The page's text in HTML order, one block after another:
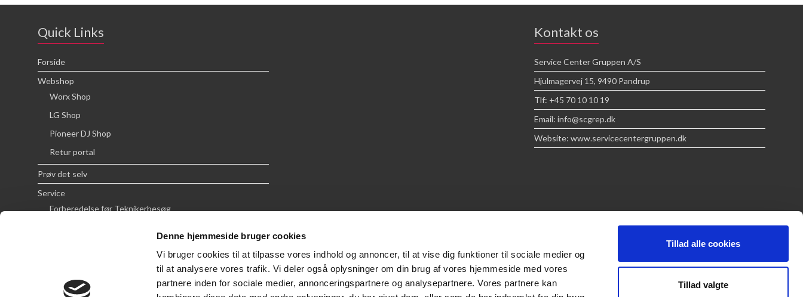
Denne hjemmeside bruger cookies
Vi bruger cookies til at tilpasse vores indhold og annoncer, til at vise dig funktioner til sociale medier og
til at analysere vores trafik. Vi deler også oplysninger om din brug af vores hjemmeside med vores
partnere inden for sociale medier, annonceringspartnere og analysepartnere. Vores partnere kan
Tillad alle cookies
Tillad valgte
Quick Links
Forside
Webshop
Worx Shop
LG Shop
Pioneer DJ Shop
Retur portal
Prøv det selv
Service
Forberedelse før Teknikerbesøg
Handelsbetingelser
Kontakt os
Service Center Gruppen A/S
Hjulmagervej 15, 9490 Pandrup
Tlf: +45 70 10 10 19
Email: info@scgrep.dk
Website: www.servicecentergruppen.dk